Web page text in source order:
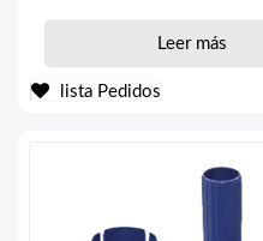
Leer más
lista Pedidos